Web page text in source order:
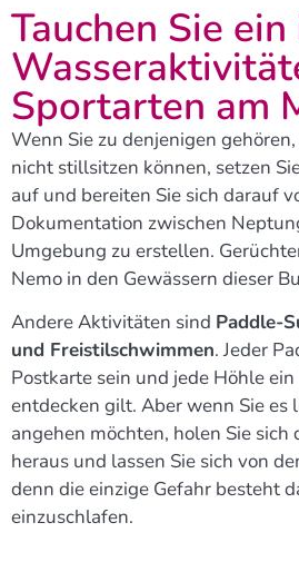
Tauchen Sie ein
Sportarten am
Wenn Sie zu denjenigen
nicht stillsitzen können, setzen
auf und bereiten Sie sich darauf
Dokumentation zwischen
Umgebung zu erstellen.
Nemo in den Gewässern dieser
Andere Aktivitäten sind Paddle-
und Freistilschwimmen. Jeder
Postkarte sein und jede Höhle
entdecken gilt. Aber wenn Sie es
angehen möchten, holen Sie
heraus und lassen Sie sich von
denn die einzige Gefahr besteht
einzuschlafen.